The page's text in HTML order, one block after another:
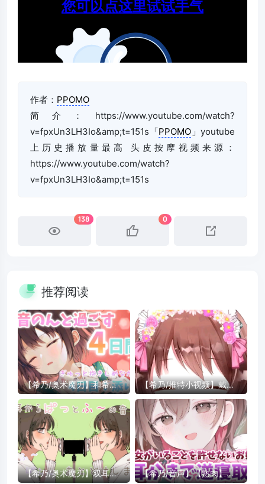
作者： PPOMO
简介：https://www.youtube.com/watch?
v=fpxUn3LH3Io&amp;t=151s「PPOMO 」youtube
上历史播放量最高 头皮按摩视频来源：
https://www.youtube.com/watch?
v=fpxUn3LH3Io&amp;t=151s
138 0
推荐阅读
【希乃/奥术魔刃】和希乃
度过的第四天【Day4.近距
离陪睡】
【希乃/推特小视频】戴戴
戴戴上了可爱的的发箍
【希乃/奥术魔刃】双耳的
【希乃/音声】【熟肉】通